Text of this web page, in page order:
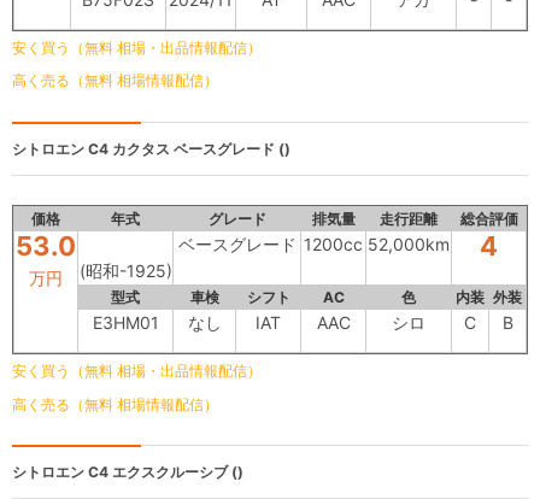
安く買う（無料 相場・出品情報配信）
高く売る（無料 相場情報配信）
シトロエン C4 カクタス ベースグレード ()
価格 年式 グレード 排気量 走行距離 総合評価
53.0
万円 (昭和-1925)
ベースグレード 1200cc 52,000km 4
型式 車検 シフト AC 色 内装 外装
E3HM01 なし IAT AAC シロ C B
安く買う（無料 相場・出品情報配信）
高く売る（無料 相場情報配信）
シトロエン C4 エクスクルーシブ ()